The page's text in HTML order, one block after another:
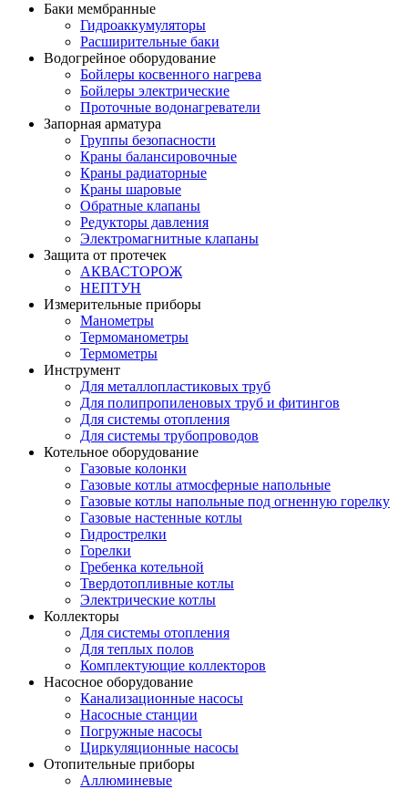
Баки мембранные
Гидроаккумуляторы
Расширительные баки
Водогрейное оборудование
Бойлеры косвенного нагрева
Бойлеры электрические
Проточные водонагреватели
Запорная арматура
Группы безопасности
Краны балансировочные
Краны радиаторные
Краны шаровые
Обратные клапаны
Редукторы давления
Электромагнитные клапаны
Защита от протечек
АКВАСТОРОЖ
НЕПТУН
Измерительные приборы
Манометры
Термоманометры
Термометры
Инструмент
Для металлопластиковых труб
Для полипропиленовых труб и фитингов
Для системы отопления
Для системы трубопроводов
Котельное оборудование
Газовые колонки
Газовые котлы атмосферные напольные
Газовые котлы напольные под огненную горелку
Газовые настенные котлы
Гидрострелки
Горелки
Гребенка котельной
Твердотопливные котлы
Электрические котлы
Коллекторы
Для системы отопления
Для теплых полов
Комплектующие коллекторов
Насосное оборудование
Канализационные насосы
Насосные станции
Погружные насосы
Циркуляционные насосы
Отопительные приборы
Аллюминевые